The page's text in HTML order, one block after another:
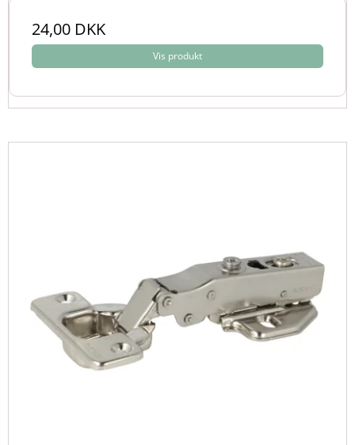
24,00 DKK
Vis produkt